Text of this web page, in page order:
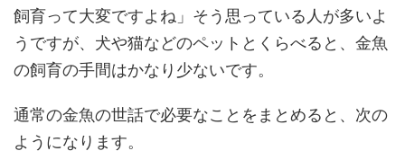
飼育って大変ですよね」そう思っている人が多いよ
うですが、犬や猫などのペットとくらべると、金魚
の飼育の手間はかなり少ないです。
通常の金魚の世話で必要なことをまとめると、次の
ようになります。